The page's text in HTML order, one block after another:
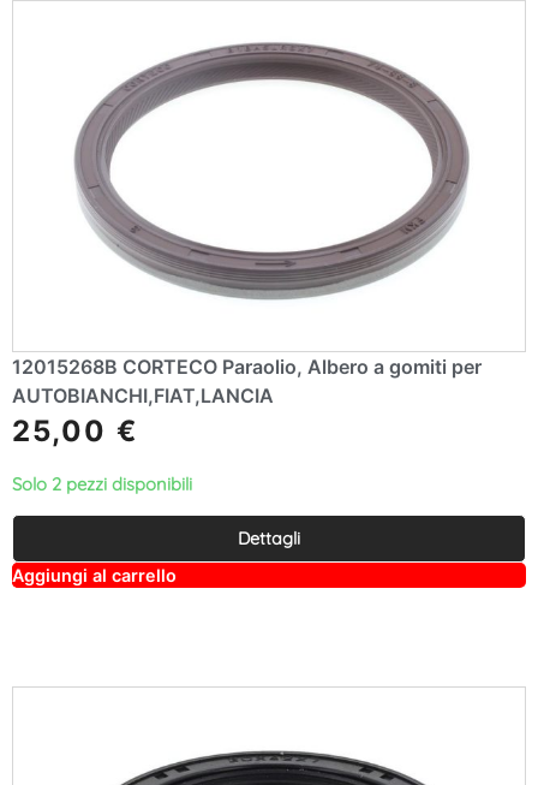
a
e
:
12015268B CORTECO Paraolio, Albero a gomiti per
AUTOBIANCHI,FIAT,LANCIA
25,00 €
Solo 2 pezzi disponibili
Dettagli
Aggiungi al carrello
lt
ti